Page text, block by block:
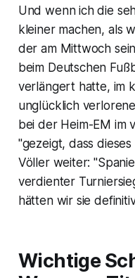
Und wenn ich die
kleiner machen, als
der am Mittwoch
beim Deutschen
verlängert hatte, im
unglücklich
bei der Heim-EM im
"gezeigt, dass
Völler weiter:
verdienter
hätten wir sie
Wichtige